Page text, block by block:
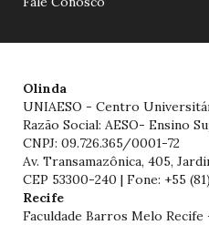
Olinda
UNIAESO - Centro
Razão Social: AESO- Ensino
CNPJ: 09.726.365/0001-72
Av. Transamazônica, 405,
CEP 53300-240 | Fone: +55
Recife
Faculdade Barros Melo Recife